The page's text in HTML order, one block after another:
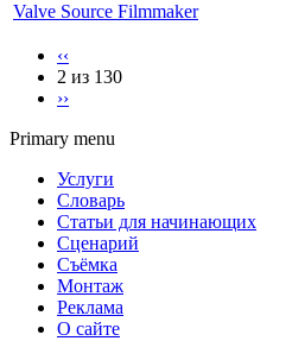
Valve Source Filmmaker
‹‹
2 из 130
››
Primary menu
Услуги
Словарь
Статьи для начинающих
Сценарий
Съёмка
Монтаж
Реклама
О сайте